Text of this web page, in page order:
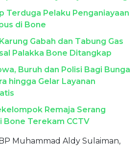
Terduga Pelaku Penganiayaan
di Bone
Gabah dan Tabung Gas
Palakka Bone Ditangkap
Buruh dan Polisi Bagi Bunga
hingga Gelar Layanan
Remaja Serang
Bone Terekam CCTV
Muhammad Aldy Sulaiman,